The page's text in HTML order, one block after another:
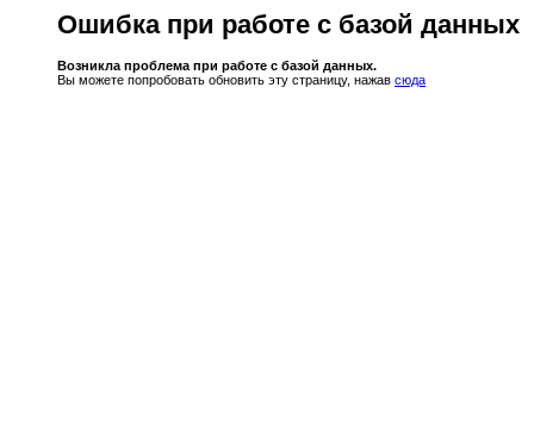
Ошибка при работе с базой данных
Возникла проблема при работе с базой данных.
Вы можете попробовать обновить эту страницу, нажав сюда